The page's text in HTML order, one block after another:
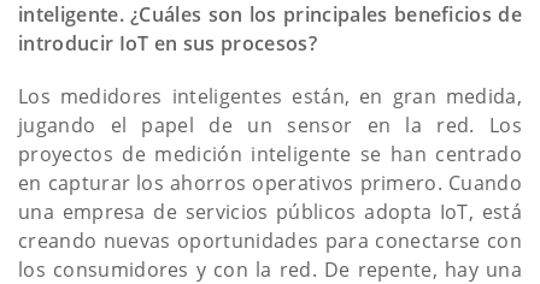
inteligente. ¿Cuáles son los principales beneficios de
introducir IoT en sus procesos?
Los medidores inteligentes están, en gran medida,
jugando el papel de un sensor en la red. Los
proyectos de medición inteligente se han centrado
en capturar los ahorros operativos primero. Cuando
una empresa de servicios públicos adopta IoT, está
creando nuevas oportunidades para conectarse con
los consumidores y con la red. De repente, hay una